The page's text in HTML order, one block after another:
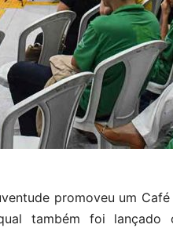
promoveu um
também foi